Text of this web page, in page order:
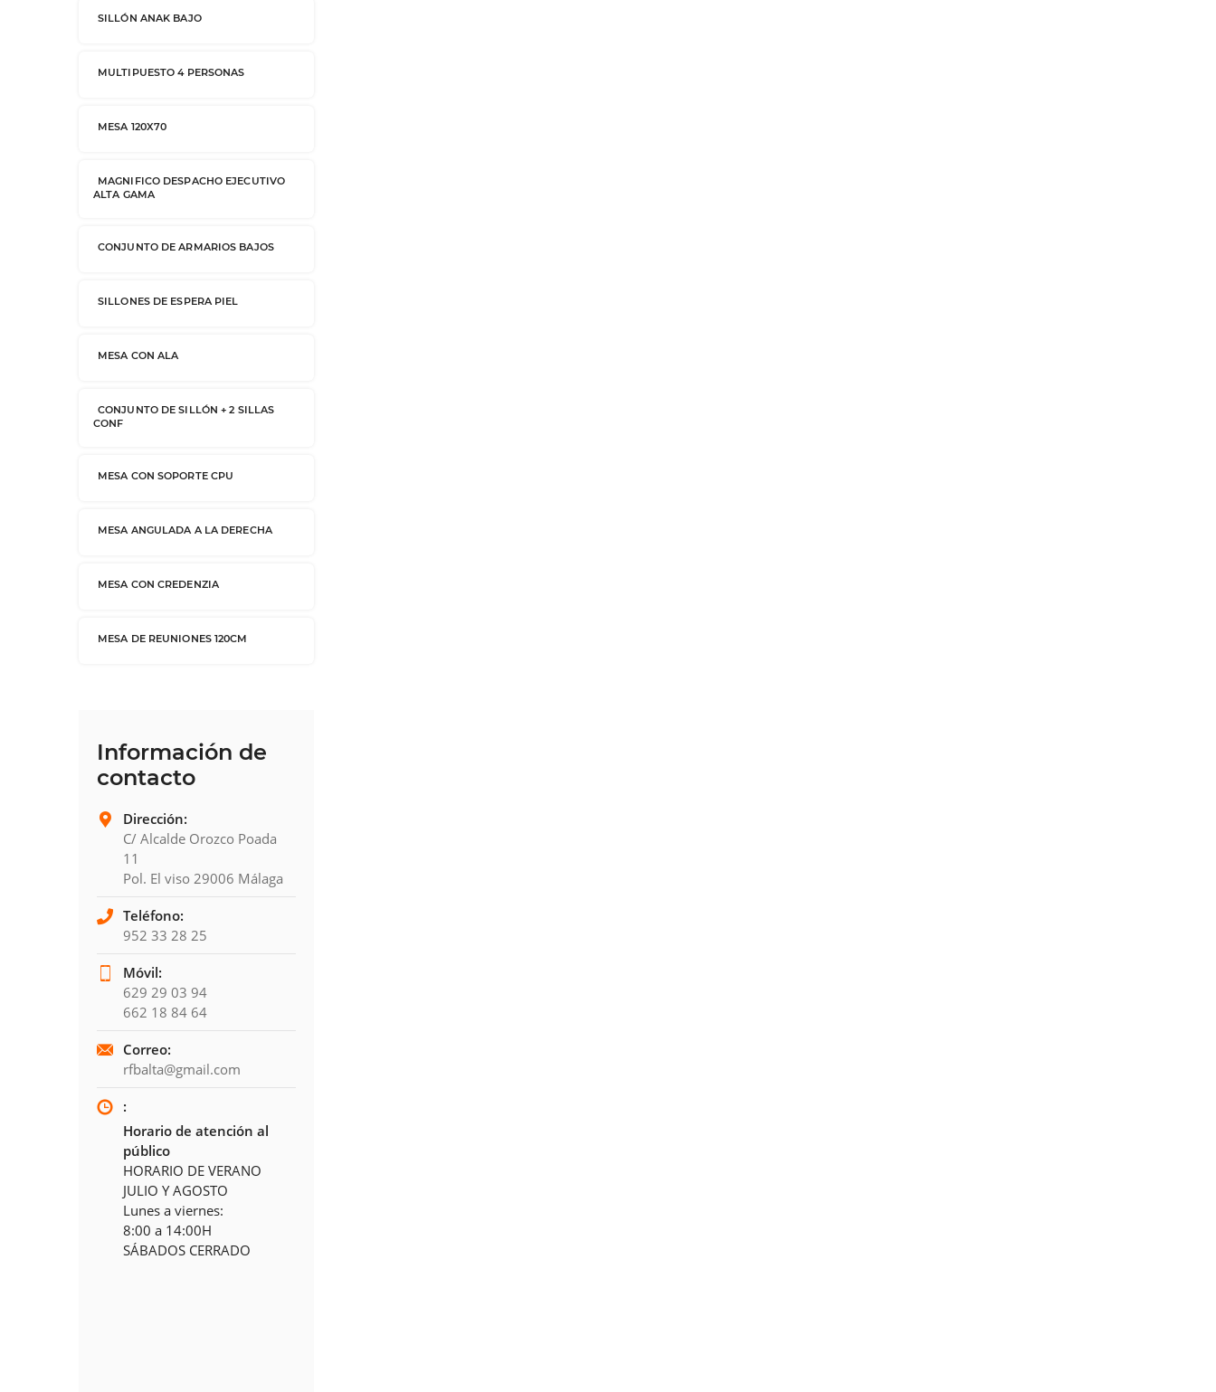
SILLÓN ANAK BAJO
MULTIPUESTO 4 PERSONAS
MESA 120X70
MAGNIFICO DESPACHO EJECUTIVO
ALTA GAMA
CONJUNTO DE ARMARIOS BAJOS
SILLONES DE ESPERA PIEL
MESA CON ALA
CONJUNTO DE SILLÓN + 2 SILLAS
CONF
MESA CON SOPORTE CPU
MESA ANGULADA A LA DERECHA
MESA CON CREDENZIA
MESA DE REUNIONES 120CM
Información de
contacto
Dirección:
C/ Alcalde Orozco Poada
11
Pol. El viso 29006 Málaga
Teléfono:
952 33 28 25
Móvil:
629 29 03 94
662 18 84 64
Correo:
rfbalta@gmail.com
:
Horario de atención al
público
HORARIO DE VERANO
JULIO Y AGOSTO
Lunes a viernes:
8:00 a 14:00H
SÁBADOS CERRADO